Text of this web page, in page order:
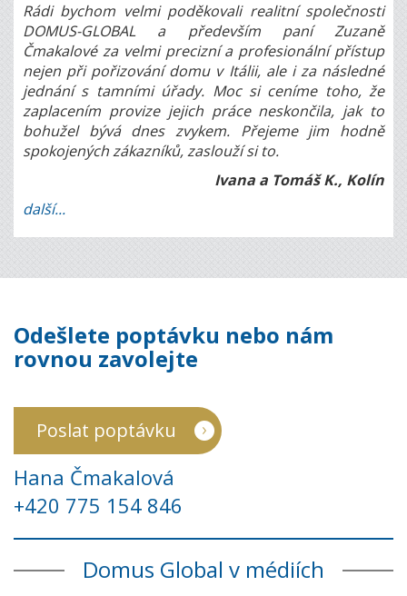
Rádi bychom velmi poděkovali realitní společnosti
DOMUS-GLOBAL a především paní Zuzaně
Čmakalové za velmi precizní a profesionální přístup
nejen při pořizování domu v Itálii, ale i za následné
jednání s tamními úřady. Moc si ceníme toho, že
zaplacením provize jejich práce neskončila, jak to
bohužel bývá dnes zvykem. Přejeme jim hodně
spokojených zákazníků, zaslouží si to.
Ivana a Tomáš K., Kolín
další...
Odešlete poptávku nebo nám
rovnou zavolejte
Poslat poptávku
Hana Čmakalová
+420 775 154 846
Domus Global v médiích